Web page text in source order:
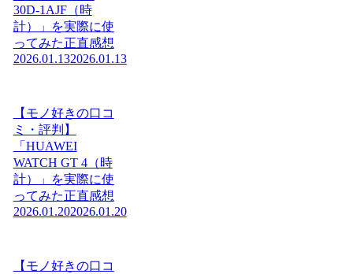
30D-1AJF（時
計）」を実際に使
ってみた正直感想
2026.01.132026.01.13
【モノ好きの口コ
ミ・評判】
「HUAWEI
WATCH GT 4（時
計）」を実際に使
ってみた正直感想
2026.01.202026.01.20
【モノ好きの口コ